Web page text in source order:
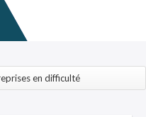
en difficulté